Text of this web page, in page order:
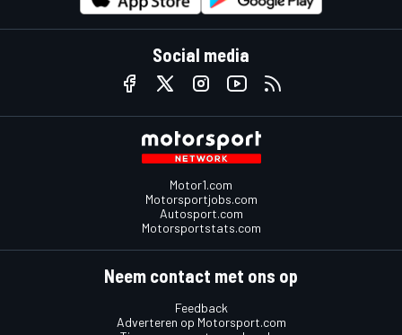
Social media
Motor1.com
Motorsportjobs.com
Autosport.com
Motorsportstats.com
Neem contact met ons op
Feedback
Adverteren op Motorsport.com